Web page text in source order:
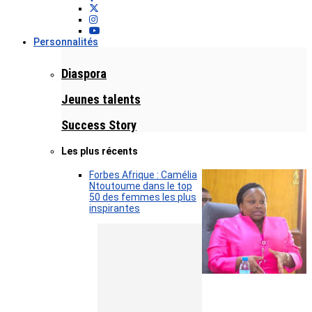
Personnalités
Diaspora
Jeunes talents
Success Story
Les plus récents
Forbes Afrique : Camélia
Ntoutoume dans le top
50 des femmes les plus
inspirantes